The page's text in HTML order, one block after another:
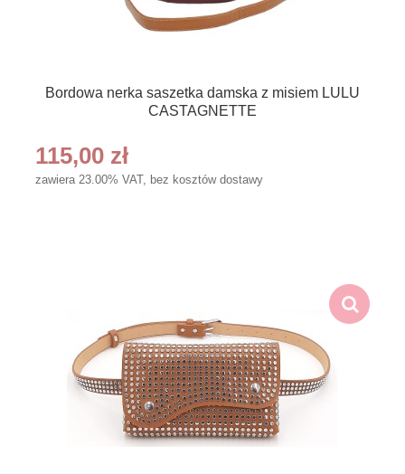
Bordowa nerka saszetka damska z misiem LULU
CASTAGNETTE
115,00 zł
zawiera 23.00% VAT, bez kosztów dostawy